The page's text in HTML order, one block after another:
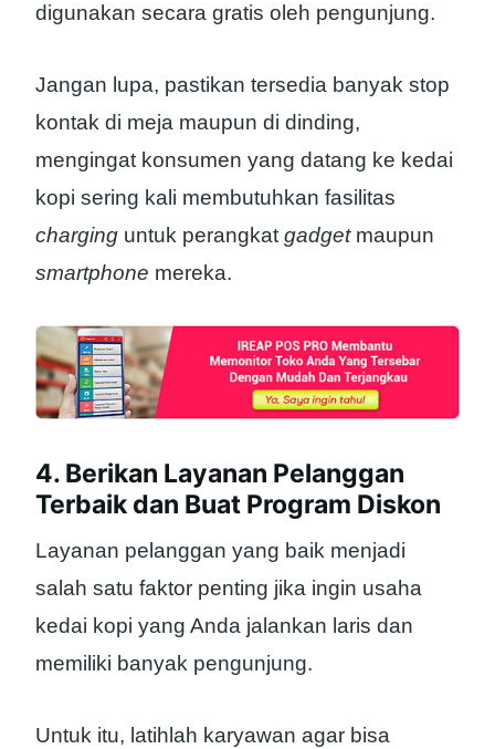
digunakan secara gratis oleh pengunjung.
Jangan lupa, pastikan tersedia banyak stop
kontak di meja maupun di dinding,
mengingat konsumen yang datang ke kedai
kopi sering kali membutuhkan fasilitas
charging untuk perangkat gadgetmaupun
smartphone mereka.
4. Berikan Layanan Pelanggan
Terbaik dan Buat Program Diskon
Layanan pelanggan yang baik menjadi
salah satu faktor penting jika ingin usaha
kedai kopi yang Anda jalankan laris dan
memiliki banyak pengunjung.
Untuk itu, latihlah karyawan agar bisa